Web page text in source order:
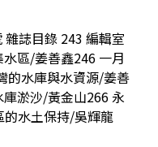
誌目錄 243 編輯室
區/姜善鑫246 一月
的水庫與水資源/姜善
淤沙/黃金山266 永
水土保持/吳輝龍